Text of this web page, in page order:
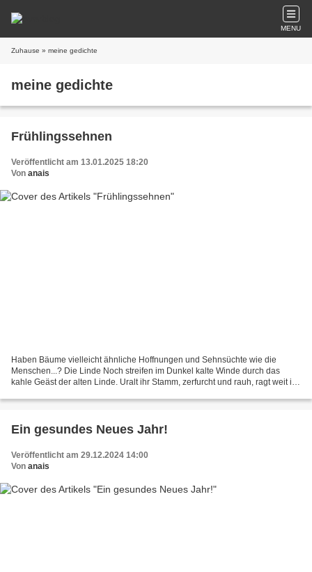
MENU
Zuhause » meine gedichte
meine gedichte
Frühlingssehnen
Veröffentlicht am 13.01.2025 18:20
Von anais
Haben Bäume vielleicht ähnliche Hoffnungen und Sehnsüchte wie die
Menschen...? Die Linde Noch streifen im Dunkel kalte Winde durch das
kahle Geäst der alten Linde. Uralt ihr Stamm, zerfurcht und rauh, ragt weit in
Ein gesundes Neues Jahr!
Veröffentlicht am 29.12.2024 14:00
Von anais